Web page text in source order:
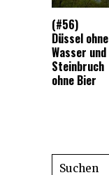
(#56)
Düssel ohne
Wasser und
Steinbruch
ohne Bier